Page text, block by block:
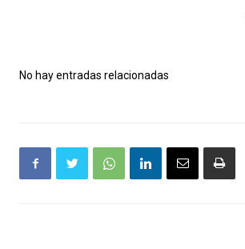
No hay entradas relacionadas